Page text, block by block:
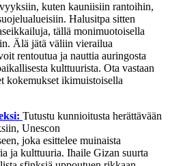
kuten kauniisiin rantoihin,
Halusitpa sitten
tällä monimuotoisella
Älä jätä väliin vierailua
rentoutua ja nauttia auringosta
kulttuurista. Ota vastaan
kokemukset ikimuistoisella
Tutustu kunnioitusta herättävään
Unescon
joka esittelee muinaista
ja kulttuuria. Ihaile Gizan suurta